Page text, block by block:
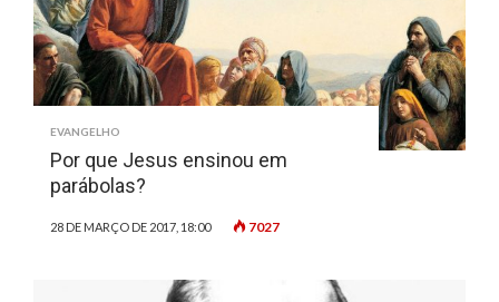
EVANGELHO
Por que Jesus ensinou em
parábolas?
28 DE MARÇO DE 2017, 18:00 7027